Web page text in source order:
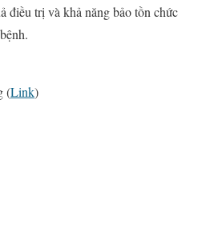
điều trị và khả năng bảo tồn chức
(Link)